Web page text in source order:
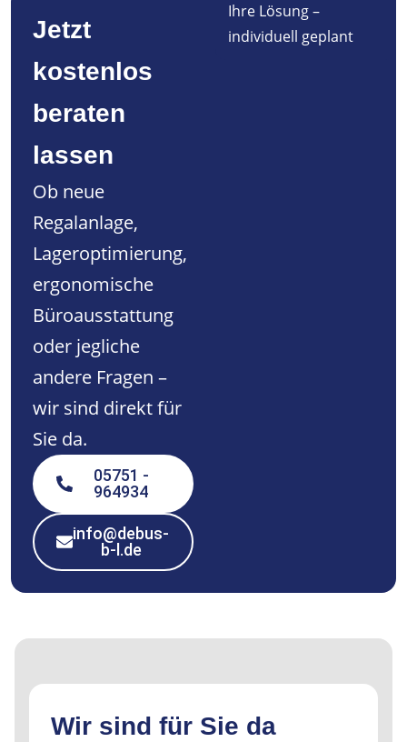
Jetzt
kostenlos
beraten
lassen
Ob neue
Regalanlage,
Lageroptimierung,
ergonomische
Büroausstattung
oder jegliche
andere Fragen –
wir sind direkt für
Sie da.
05751 -
964934
info@debus-
b-l.de
Ihre Lösung –
individuell geplant
Wir sind für Sie da